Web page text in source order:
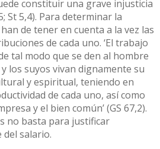
constituir una grave injusticia
St 5,4). Para determinar la
de tener en cuenta a la vez las
de cada uno. ‘El trabajo
tal modo que se den al hombre
los suyos vivan dignamente su
y espiritual, teniendo en
de cada uno, así como
y el bien común’ (GS 67,2).
no basta para justificar
salario.